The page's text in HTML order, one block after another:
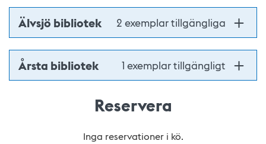
Älvsjö bibliotek 2 exemplar tillgängliga
Årsta bibliotek 1 exemplar tillgängligt
Reservera
Inga reservationer i kö.